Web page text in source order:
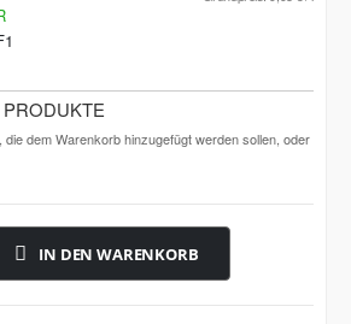
die dem Warenkorb hinzugefügt werden sollen, oder
IN DEN WARENKORB